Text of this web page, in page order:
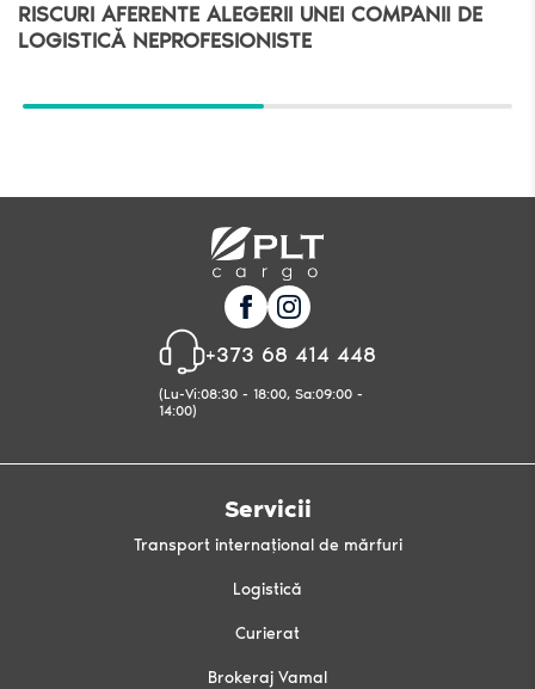
RISCURI AFERENTE ALEGERII UNEI COMPANII DE
LOGISTICĂ NEPROFESIONISTE
+373 68 414 448
(Lu-Vi:08:30 - 18:00, Sa:09:00 -
14:00)
Servicii
Transport internațional de mărfuri
Logistică
Curierat
Brokeraj Vamal